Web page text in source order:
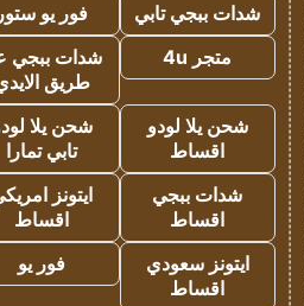
شدات ببجي تابي
فور يو ستور
متجر 4u
شدات ببجي
طريق
شحن يلا لودو
اقساط
شحن يلا
تابي تمارا
شدات ببجي
اقساط
ايتونز
اقساط
ايتونز سعودي
اقساط
فور يو